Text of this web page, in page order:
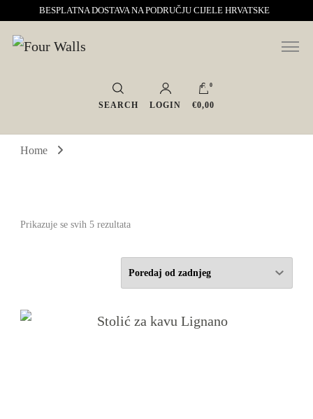
BESPLATNA DOSTAVA NA PODRUČJU CIJELE HRVATSKE
Four Walls
Sve za interijer po Vašoj mjeri. Salon namještaja, dekoracije i rasvjete.
Interijeri s karakterom
SEARCH LOGIN
0
€0,00
Home
Prikazuje se svih 5 rezultataPoredano
najnovijem